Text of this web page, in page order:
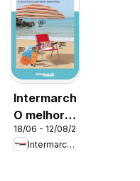
Intermarché
O melhor
no verão
18/06 - 12/08/2026
Intermarché